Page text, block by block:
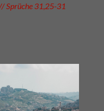
Sprüche 31,25-31